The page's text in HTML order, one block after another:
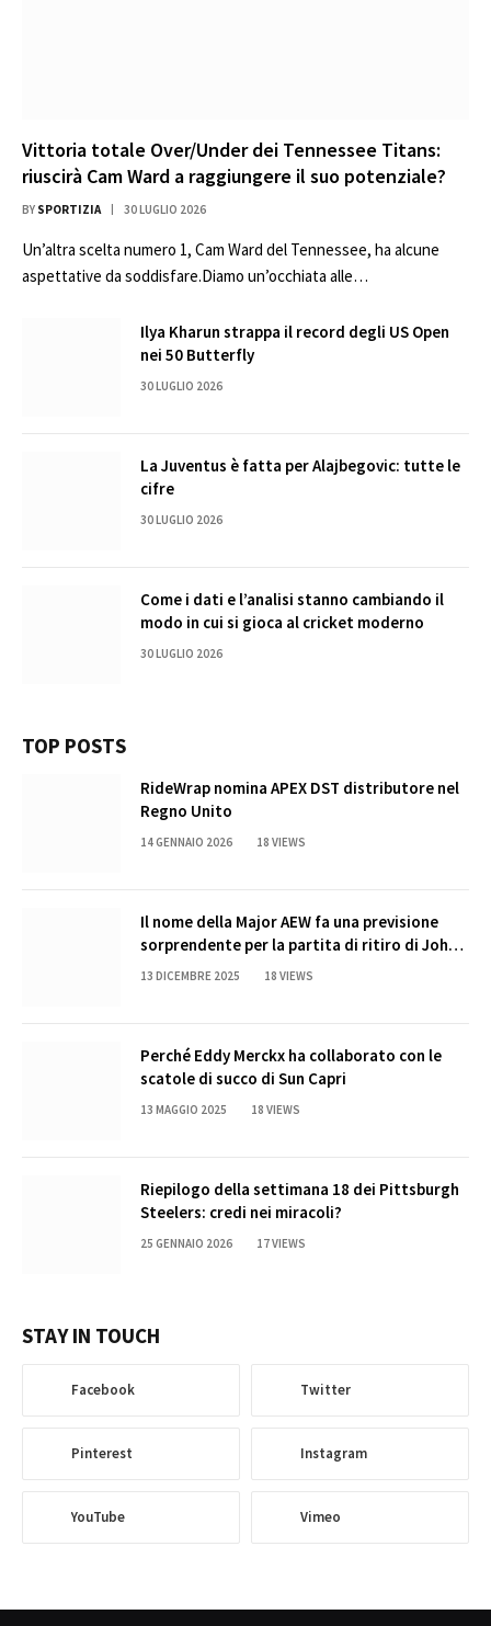
Vittoria totale Over/Under dei Tennessee Titans:
riuscirà Cam Ward a raggiungere il suo potenziale?
BY SPORTIZIA 30 LUGLIO 2026
Un’altra scelta numero 1, Cam Ward del Tennessee, ha alcune
aspettative da soddisfare.Diamo un’occhiata alle…
Ilya Kharun strappa il record degli US Open
nei 50 Butterfly
30 LUGLIO 2026
La Juventus è fatta per Alajbegovic: tutte le
cifre
30 LUGLIO 2026
Come i dati e l’analisi stanno cambiando il
modo in cui si gioca al cricket moderno
30 LUGLIO 2026
TOP POSTS
RideWrap nomina APEX DST distributore nel
Regno Unito
14 GENNAIO 2026 18 VIEWS
Il nome della Major AEW fa una previsione
sorprendente per la partita di ritiro di John
Cena
13 DICEMBRE 2025 18 VIEWS
Perché Eddy Merckx ha collaborato con le
scatole di succo di Sun Capri
13 MAGGIO 2025 18 VIEWS
Riepilogo della settimana 18 dei Pittsburgh
Steelers: credi nei miracoli?
25 GENNAIO 2026 17VIEWS
STAY IN TOUCH
Facebook Twitter
Pinterest Instagram
YouTube Vimeo